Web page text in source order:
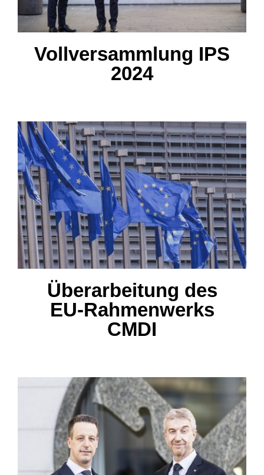
Vollversammlung IPS
2024
Überarbeitung des EU-
Rahmenwerks CMDI
Überarbeitung des
EU-Rahmenwerks
CMDI
Führungswechsel bei der
Raiffeisen Südtirol IPS Gen.